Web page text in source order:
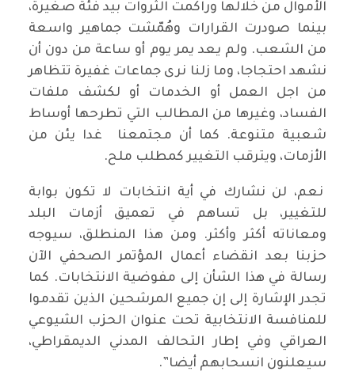
الأموال من خلالها وراكمت الثروات بيد فئة صغيرة،
بينما صودرت القرارات وهُمّشت جماهير واسعة
من الشعب. ولم يعد يمر يوم أو ساعة من دون أن
نشهد احتجاجا، وما زلنا نرى جماعات غفيرة تتظاهر
من اجل العمل أو الخدمات أو لكشف ملفات
الفساد، وغيرها من المطالب التي تطرحها أوساط
شعبية متنوعة. كما أن مجتمعنا غدا يئن من
الأزمات، ويترقب التغيير كمطلب ملح.
نعم، لن نشارك في أية انتخابات لا تكون بوابة
للتغيير، بل تساهم في تعميق أزمات البلد
ومعاناته أكثر وأكثر. ومن هذا المنطلق، سيوجه
حزبنا بعد انقضاء أعمال المؤتمر الصحفي الآن
رسالة في هذا الشأن إلى مفوضية الانتخابات. كما
تجدر الإشارة إلى إن جميع المرشحين الذين تقدموا
للمنافسة الانتخابية تحت عنوان الحزب الشيوعي
العراقي وفي إطار التحالف المدني الديمقراطي،
سيعلنون انسحابهم أيضا”.